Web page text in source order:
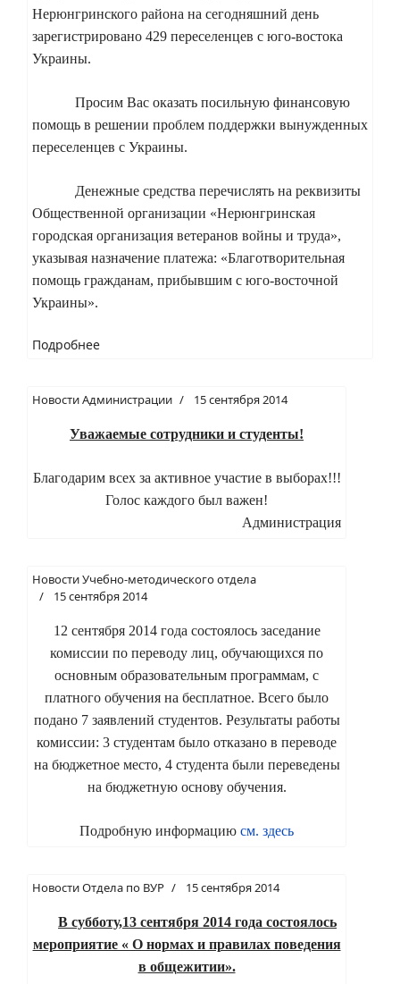
Нерюнгринского района на сегодняшний день
зарегистрировано 429 переселенцев с юго-востока
Украины.
Просим Вас оказать посильную финансовую
помощь в решении проблем поддержки вынужденных
переселенцев с Украины.
Денежные средства перечислять на реквизиты
Общественной организации «Нерюнгринская
городская организация ветеранов войны и труда»,
указывая назначение платежа: «Благотворительная
помощь гражданам, прибывшим с юго-восточной
Украины».
Подробнее
Новости Администрации 15 сентября 2014
Уважаемые сотрудники и студенты!
Благодарим всех за активное участие в выборах!!!
Голос каждого был важен!
Администрация
Новости Учебно-методического отдела
15 сентября 2014
12 сентября 2014 года состоялось заседание
комиссии по переводу лиц, обучающихся по
основным образовательным программам, с
платного обучения на бесплатное. Всего было
подано 7 заявлений студентов. Результаты работы
комиссии: 3 студентам было отказано в переводе
на бюджетное место, 4 студента были переведены
на бюджетную основу обучения.
Подробную информацию см. здесь
Новости Отдела по ВУР 15 сентября 2014
В субботу,13 сентября 2014 года состоялось
мероприятие « О нормах и правилах поведения
в общежитии».